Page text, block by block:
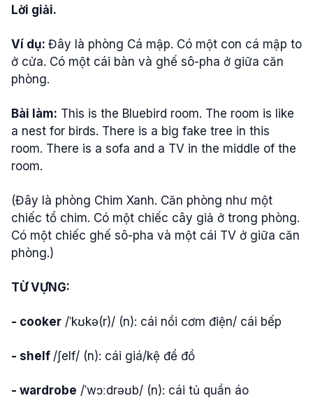
Lời giải.
Ví dụ: Đây là phòng Cá mập. Có một con cá mập to
ở cửa. Có một cái bàn và ghế sô-pha ở giữa căn
phòng.
Bài làm: This is the Bluebird room. The room is like
a nest for birds. There is a big fake tree in this
room. There is a sofa and a TV in the middle of the
room.
(Đây là phòng Chim Xanh. Căn phòng như một
chiếc tổ chim. Có một chiếc cây giả ở trong phòng.
Có một chiếc ghế sô-pha và một cái TV ở giữa căn
phòng.)
TỪ VỰNG:
- cooker /ˈkʊkə(r)/ (n): cái nồi cơm điện/ cái bếp
- shelf /ʃelf/ (n): cái giá/kệ để đồ
- wardrobe /ˈwɔːdrəʊb/ (n): cái tủ quần áo